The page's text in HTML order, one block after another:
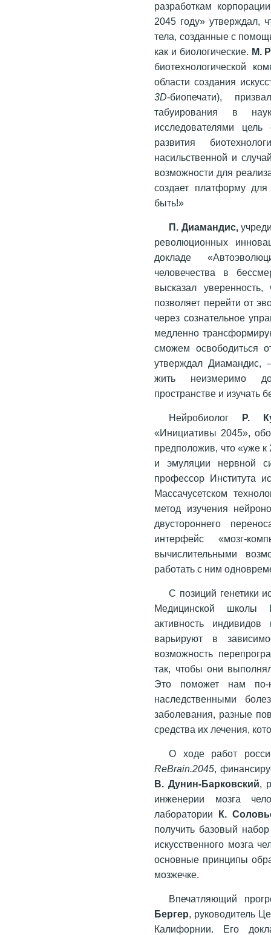
разработкам
2045 году» утверждал,
тела, созданные с
как и биологические. М.
биотехнологической
области создания
3D-биопечати),
табуирования в
исследователями
развития
насильственной и
возможности для
создает платформу
быть!»
П. Диамандис,
революционных
докладе
человечества в
высказал уверенность,
позволяет перейти от
через сознательное
медленно
сможем освободиться
утверждал Диамандис,
жить неизмеримо
пространстве и изучать
Нейробиолог Р.
«Инициативы 2045»,
предположив, что «уже к
и эмуляции нервной
профессор Института
Массачусетском
метод изучения
двустороннего
интерфейс «мозг-
вычислительными
работать с ним
С позиций генетики
Медицинской школы
активность
варьируют в
возможность
так, чтобы они
Это поможет нам по-
наследственными
заболевания, разные
средства их лечения,
О ходе работ
ReBrain.2045,
В. Дунин-Барковский,
инженерии мозга
лаборатории К.
получить базовый
искусственного мозга
основные принципы
мозжечке.
Впечатляющий
Бергер, руководитель
Калифорнии. Его